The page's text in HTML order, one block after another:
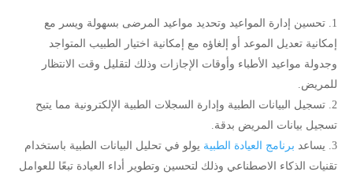
تحسين إدارة المواعيد وتحديد مواعيد المرضى بسهولة ويسر مع
إمكانية تعديل الموعد أو إلغاؤه مع إمكانية اختيار الطبيب المتواجد
وجدولة مواعيد الأطباء وأوقات الإجازات وذلك لتقليل وقت الانتظار
للمريض.
تسجيل البيانات الطبية وإدارة السجلات الطبية الإلكترونية مما يتيح
تسجيل بيانات المريض بدقة.
يساعد برنامج العيادة الطبية يولو في تحليل البيانات الطبية باستخدام
تقنيات الذكاء الاصطناعي وذلك لتحسين وتطوير أداء العيادة تبعًا للعوامل